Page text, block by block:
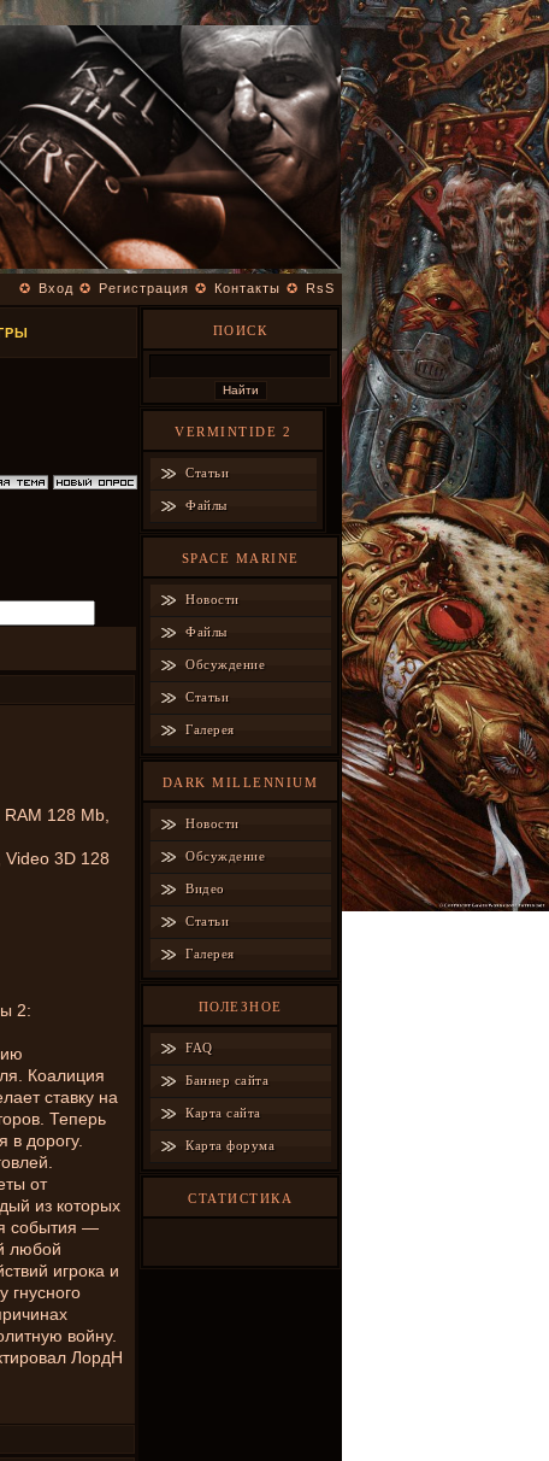
✪ Вход ✪ Регистрация ✪ Контакты ✪ RsS
128 Mb,
Video 3D 128
2:
Коалиция
ставку на
Теперь
в дорогу.
от
из которых
события —
любой
игрока и
гнусного
войну.
ЛордН
ПОИСК
VERMINTIDE 2
Статьи
Файлы
SPACE MARINE
Новости
Файлы
Обсуждение
Статьи
Галерея
DARK MILLENNIUM
Новости
Обсуждение
Видео
Статьи
Галерея
ПОЛЕЗНОЕ
FAQ
Баннер сайта
Карта сайта
Карта форума
СТАТИСТИКА